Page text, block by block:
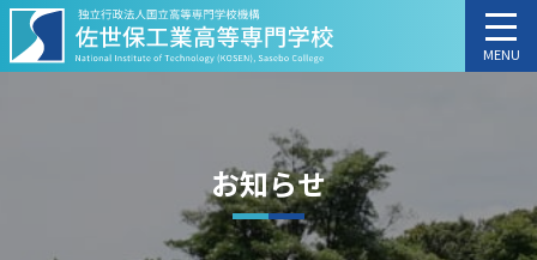
MENU
お知らせ